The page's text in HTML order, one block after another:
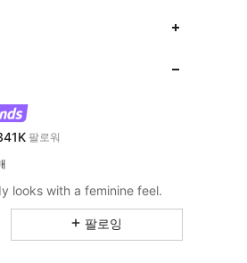
지불됨
looks with a feminine feel.
팔로잉